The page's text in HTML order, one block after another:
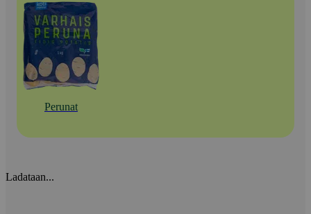
Perunat
Ladataan...